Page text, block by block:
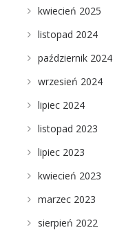
kwiecień 2025
listopad 2024
październik 2024
wrzesień 2024
lipiec 2024
listopad 2023
lipiec 2023
kwiecień 2023
marzec 2023
sierpień 2022